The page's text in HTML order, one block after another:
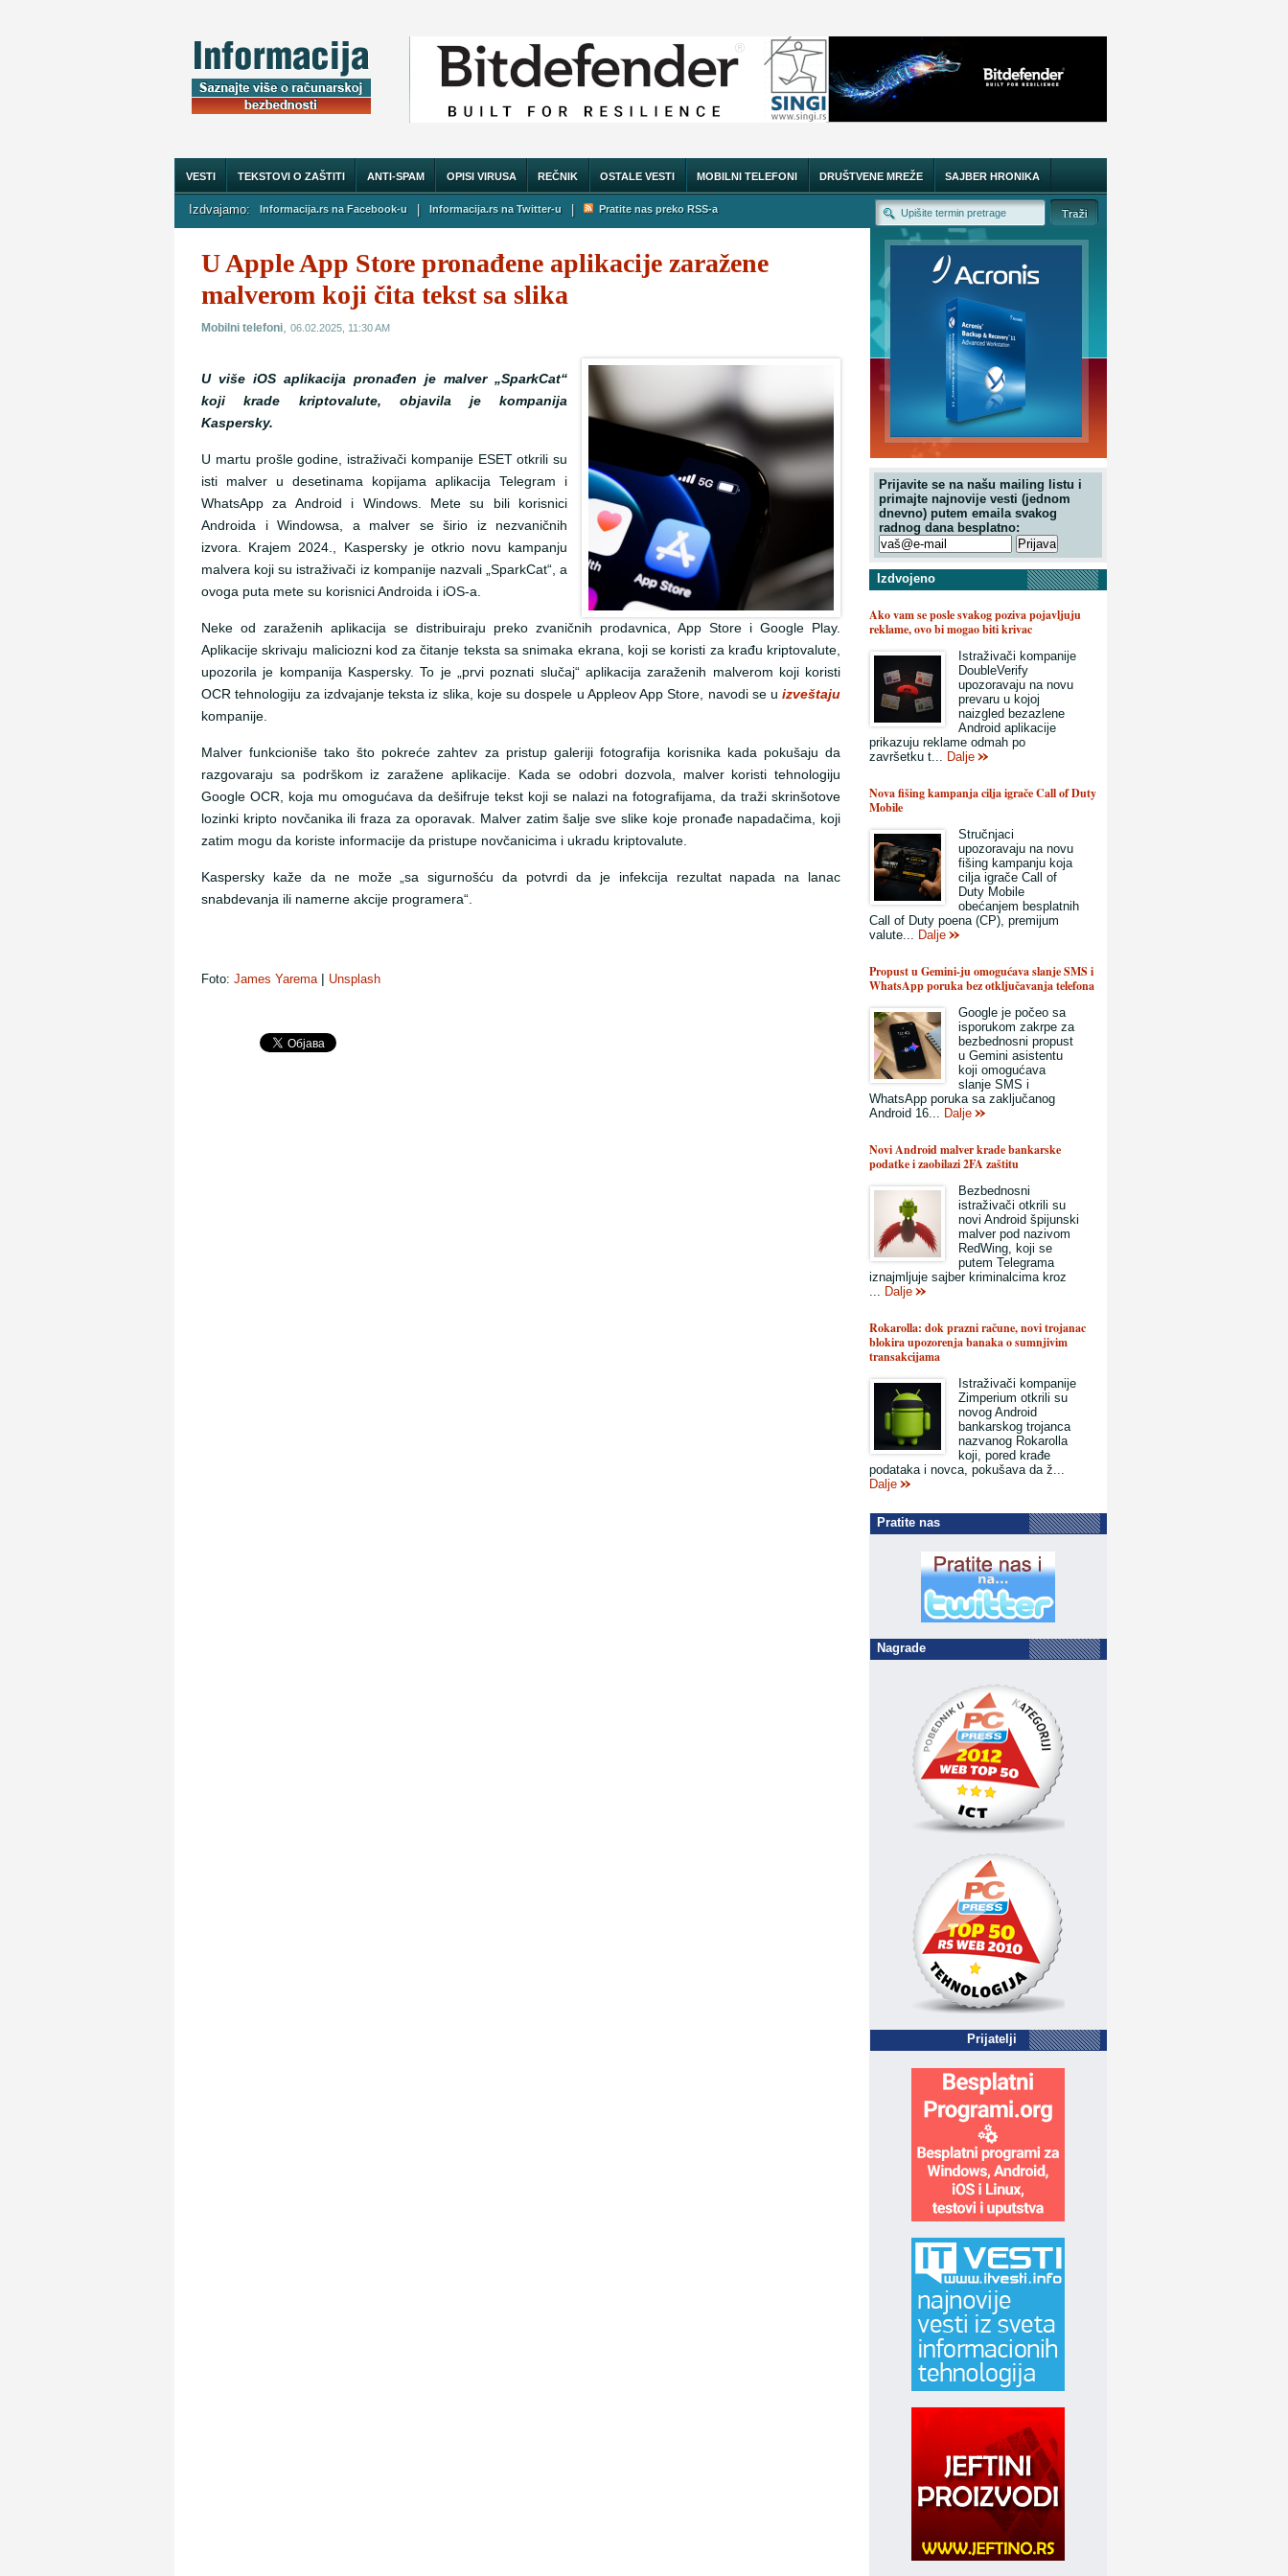
VESTI TEKSTOVI O ZAŠTITI ANTI-SPAM OPISI VIRUSA REČNIK OSTALE VESTI MOBILNI TELEFONI DRUŠTVENE MREŽE SAJBER HRONIKA
O NAMA
Izdvajamo: Informacija.rs na Facebook-u | Informacija.rs na Twitter-u | Pratite nas preko RSS-a
U Apple App Store pronađene aplikacije zaražene
malverom koji čita tekst sa slika
Mobilni telefoni, 06.02.2025, 11:30 AM
U više iOS aplikacija pronađen je malver „SparkCat“
koji krade kriptovalute, objavila je kompanija
Kaspersky.
U martu prošle godine, istraživači kompanije ESET otkrili su
isti malver u desetinama kopijama aplikacija Telegram i
WhatsApp za Android i Windows. Mete su bili korisnici
Androida i Windowsa, a malver se širio iz nezvaničnih
izvora. Krajem 2024., Kaspersky je otkrio novu kampanju
malvera koji su istraživači iz kompanije nazvali „SparkCat“, a
ovoga puta mete su korisnici Androida i iOS-a.
Neke od zaraženih aplikacija se distribuiraju preko zvaničnih prodavnica, App Store i Google Play.
Aplikacije skrivaju maliciozni kod za čitanje teksta sa snimaka ekrana, koji se koristi za krađu kriptovalute,
upozorila je kompanija Kaspersky. To je „prvi poznati slučaj“ aplikacija zaraženih malverom koji koristi
OCR tehnologiju za izdvajanje teksta iz slika, koje su dospele u Appleov App Store, navodi se uizveštaju
kompanije.
Malver funkcioniše tako što pokreće zahtev za pristup galeriji fotografija korisnika kada pokušaju da
razgovaraju sa podrškom iz zaražene aplikacije. Kada se odobri dozvola, malver koristi tehnologiju
Google OCR, koja mu omogućava da dešifruje tekst koji se nalazi na fotografijama, da traži skrinšotove
lozinki kripto novčanika ili fraza za oporavak. Malver zatim šalje sve slike koje pronađe napadačima, koji
zatim mogu da koriste informacije da pristupe novčanicima i ukradu kriptovalute.
Kaspersky kaže da ne može „sa sigurnošću da potvrdi da je infekcija rezultat napada na lanac
snabdevanja ili namerne akcije programera“.
Foto: James Yarema Unsplash
Prijavite se na našu mailing listu i
primajte najnovije vesti (jednom
dnevno) putem emaila svakog
radnog dana besplatno:
Izdvojeno
Ako vam se posle svakog poziva pojavljuju
reklame, ovo bi mogao biti krivac
Istraživači kompanije
DoubleVerify
upozoravaju na novu
prevaru u kojoj
naizgled bezazlene
Android aplikacije
prikazuju reklame odmah po
završetku t... Dalje
Nova fišing kampanja cilja igrače Call of Duty
Mobile
Stručnjaci
upozoravaju na novu
fišing kampanju koja
cilja igrače Call of
Duty Mobile
obećanjem besplatnih
Call of Duty poena (CP), premijum
valute... Dalje
Propust u Gemini-ju omogućava slanje SMS i
WhatsApp poruka bez otključavanja telefona
Google je počeo sa
isporukom zakrpe za
bezbednosni propust
u Gemini asistentu
koji omogućava
slanje SMS i
WhatsApp poruka sa zaključanog
Android 16... Dalje
Novi Android malver krade bankarske
podatke i zaobilazi 2FA zaštitu
Bezbednosni
istraživači otkrili su
novi Android špijunski
malver pod nazivom
RedWing, koji se
putem Telegrama
iznajmljuje sajber kriminalcima kroz
... Dalje
Rokarolla: dok prazni račune, novi trojanac
blokira upozorenja banaka o sumnjivim
transakcijama
Istraživači kompanije
Zimperium otkrili su
novog Android
bankarskog trojanca
nazvanog Rokarolla
koji, pored krađe
podataka i novca, pokušava da ž...
Dalje
Pratite nas
Nagrade
Prijatelji